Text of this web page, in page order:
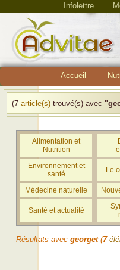
Infolettre
Accueil
(7 article(s) trouvé(s) avec
Alimentation et
Nutrition
Environnement et
santé
Le
Médecine naturelle
Santé et actualité
Résultats avec georget (7